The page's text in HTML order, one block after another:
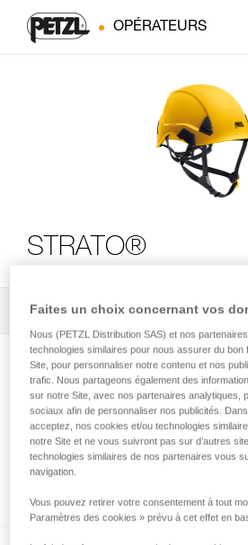
OPÉRATEURS
STRATO®
Tous les conseils techniques 2
Quelle résistance choisir
DUAL ?
Faites un choix concernant vos
Nous (PETZL Distribution SAS) et nos
technologies similaires pour nous assurer du bon
Site, pour personnaliser notre contenu et nos
trafic. Nous partageons également des
sur notre Site, avec nos partenaires analytiques,
sociaux afin de personnaliser nos publicités.
acceptez, nos cookies et/ou technologies
notre Site et ne vous suivront pas sur d’autres
technologies similaires de nos partenaires vous
navigation.
Vous pouvez retirer votre consentement à tout
Paramètres des cookies » prévu à cet effet en